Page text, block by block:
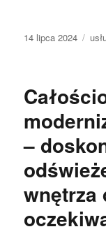
Data
14 lipca 2024
–
wnętrza